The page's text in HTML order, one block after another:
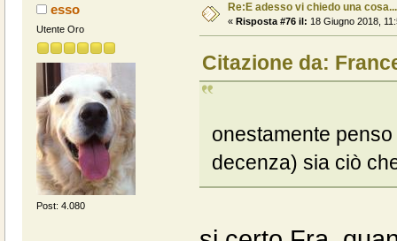
esso
Utente Oro
Post: 4.080
Re:E adesso vi chiedo una
« Risposta #76 il: 18 Giugno 2018,
Citazione da:
onestamente
decenza) sia ciò